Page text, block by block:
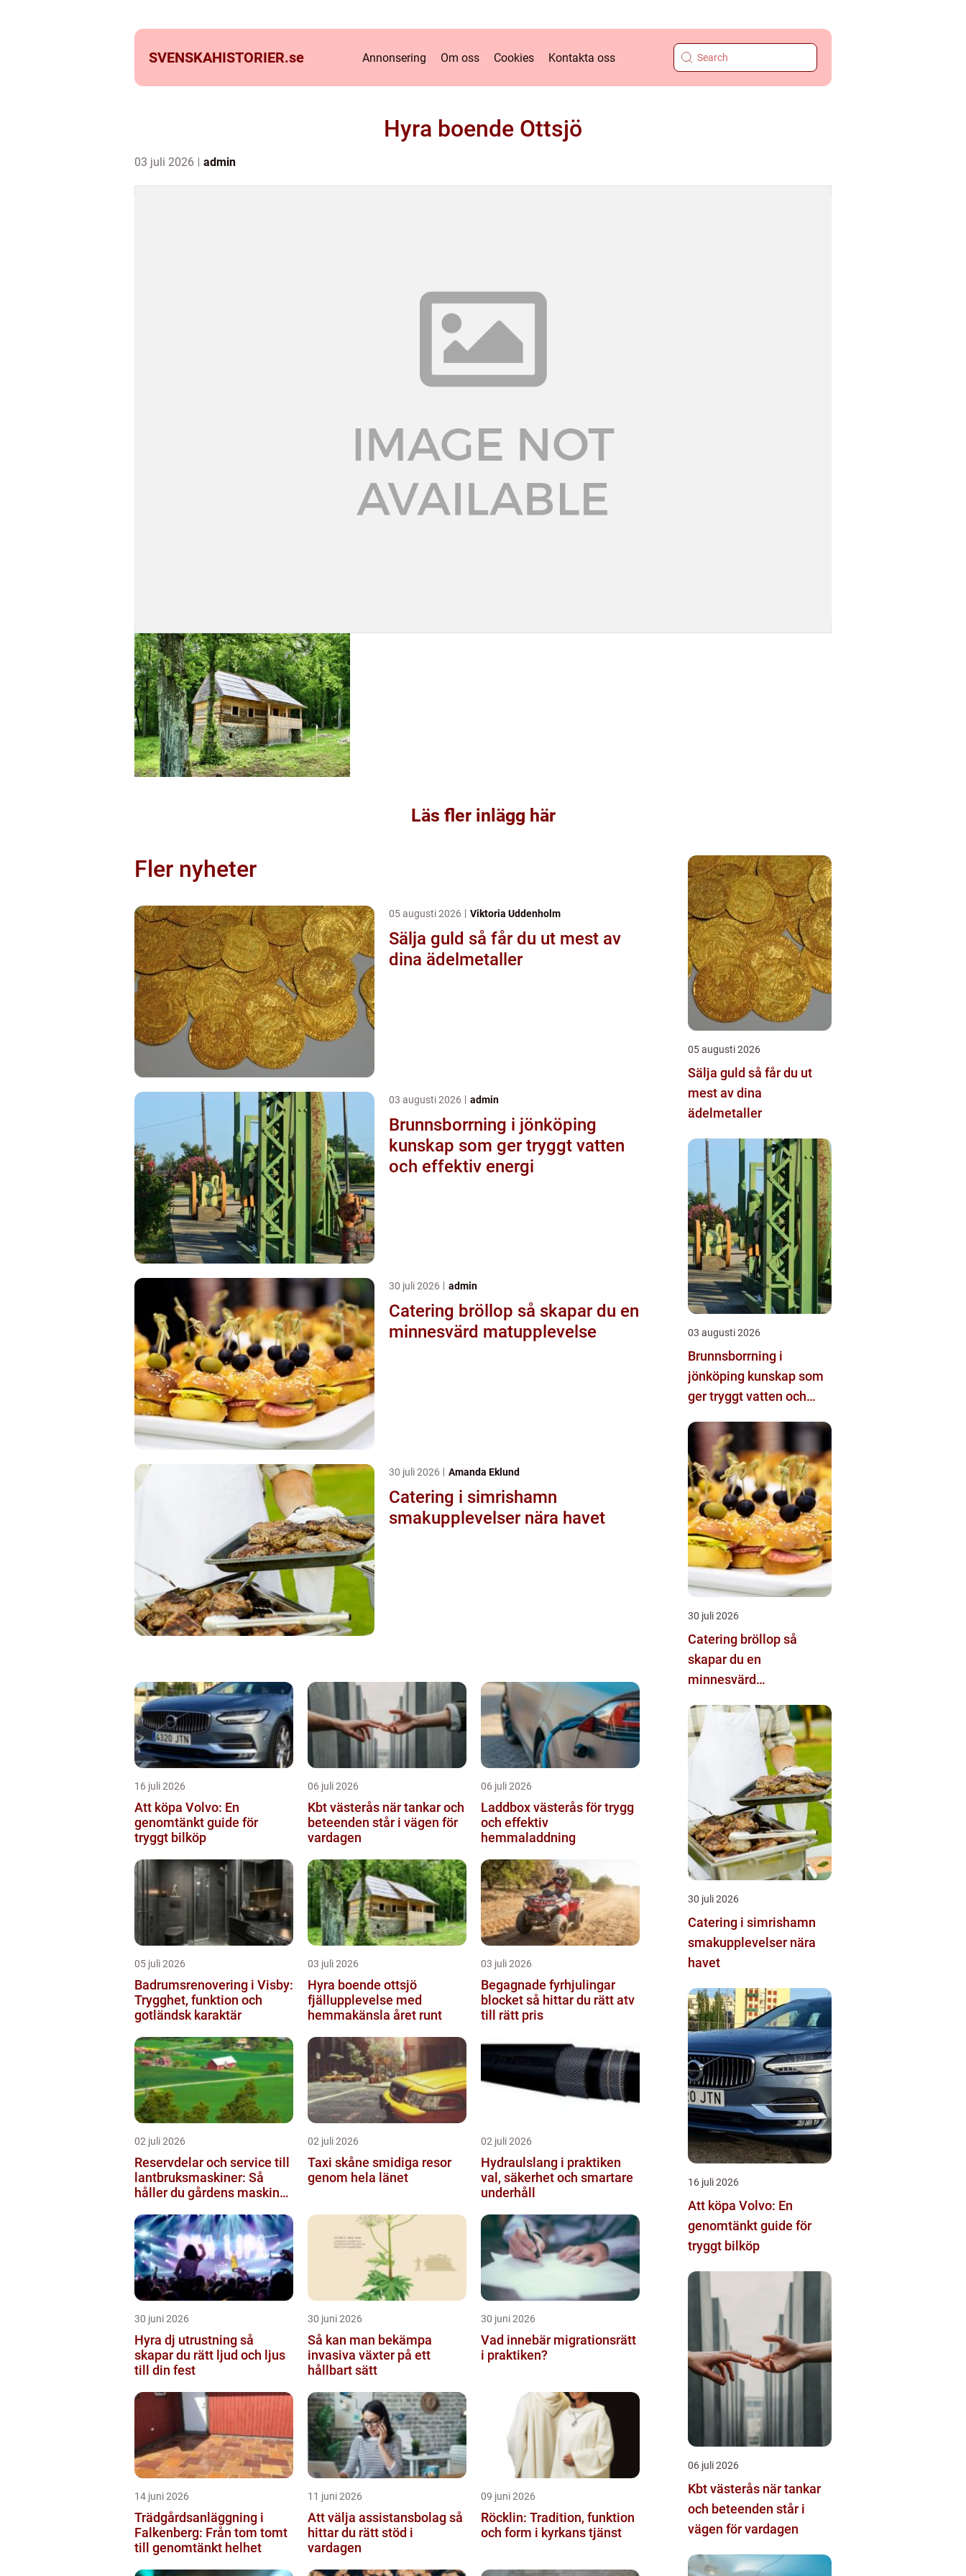
SVENSKAHISTORIER.se Annonsering Om oss Cookies Kontakta oss
Hyra boende Ottsjö
03 juli 2026 admin
Läs fler inlägg här
Fler nyheter
05 augusti 2026 Viktoria Uddenholm
Sälja guld så får du ut mest av
dina ädelmetaller
03 augusti 2026 admin
Brunnsborrning i jönköping
kunskap som ger tryggt vatten
och effektiv energi
30 juli 2026 admin
Catering bröllop så skapar du en
minnesvärd matupplevelse
30 juli 2026 Amanda Eklund
Catering i simrishamn
smakupplevelser nära havet
16 juli 2026
Att köpa Volvo: En
genomtänkt guide för
tryggt bilköp
06 juli 2026
Kbt västerås när tankar och
beteenden står i vägen för
vardagen
06 juli 2026
Laddbox västerås för trygg
och effektiv
hemmaladdning
05 juli 2026
Badrumsrenovering i Visby:
Trygghet, funktion och
gotländsk karaktär
03 juli 2026
Hyra boende ottsjö
fjällupplevelse med
hemmakänsla året runt
03 juli 2026
Begagnade fyrhjulingar
blocket så hittar du rätt atv
till rätt pris
02 juli 2026
Reservdelar och service till
lantbruksmaskiner: Så
håller du gårdens maskiner
02 juli 2026
Taxi skåne smidiga resor
genom hela länet
02 juli 2026
Hydraulslang i praktiken
val, säkerhet och smartare
underhåll
30 juni 2026
Hyra dj utrustning så
skapar du rätt ljud och ljus
till din fest
30 juni 2026
Så kan man bekämpa
invasiva växter på ett
hållbart sätt
30 juni 2026
Vad innebär migrationsrätt
i praktiken?
14 juni 2026
Trädgårdsanläggning i
Falkenberg: Från tom tomt
till genomtänkt helhet
11 juni 2026
Att välja assistansbolag så
hittar du rätt stöd i
vardagen
09 juni 2026
Röcklin: Tradition, funktion
och form i kyrkans tjänst
05 augusti 2026
Sälja guld så får du ut
mest av dina
ädelmetaller
03 augusti 2026
Brunnsborrning i
jönköping kunskap som
ger tryggt vatten och
30 juli 2026
Catering bröllop så
skapar du en
minnesvärd
30 juli 2026
Catering i simrishamn
smakupplevelser nära
havet
16 juli 2026
Att köpa Volvo: En
genomtänkt guide för
tryggt bilköp
06 juli 2026
Kbt västerås när tankar
och beteenden står i
vägen för vardagen